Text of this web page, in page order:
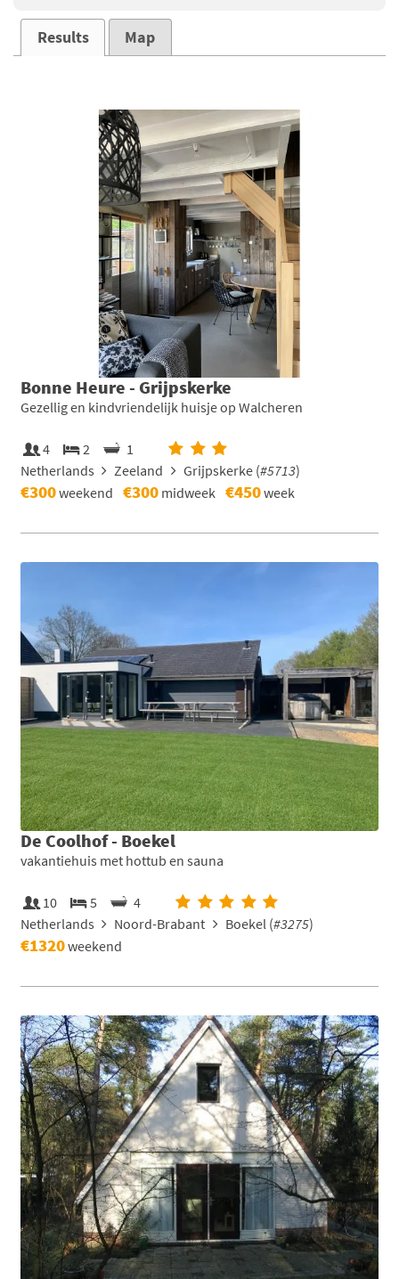
Results Map
Bonne Heure - Grijpskerke
Gezellig en kindvriendelijk huisje op Walcheren
4 2
1
Netherlands
Zeeland Grijpskerke (#5713)
€300weekend €300 midweek €450week
De Coolhof - Boekel
vakantiehuis met hottub en sauna
10 5
4
Netherlands
Noord-Brabant Boekel (#3275)
€1320weekend